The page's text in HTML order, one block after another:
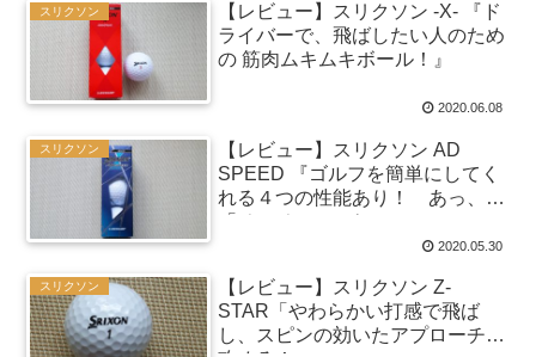
スリクソン
【レビュー】スリクソン -X- 『ド
ライバーで、飛ばしたい人のため
の 筋肉ムキムキボール！』
2020.06.08
スリクソン
【レビュー】スリクソン AD
SPEED 『ゴルフを簡単にしてく
れる４つの性能あり！ あっ、
「そこそこ」のね』
2020.05.30
スリクソン
【レビュー】スリクソン Z-
STAR「やわらかい打感で飛ば
し、スピンの効いたアプローチで